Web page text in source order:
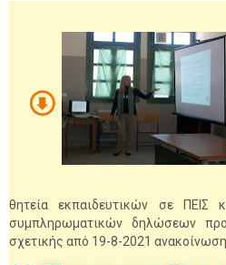
θητεία εκπαιδευτικών σε
συμπληρωματικών δηλώσεων
σχετικής από 19-8-2021